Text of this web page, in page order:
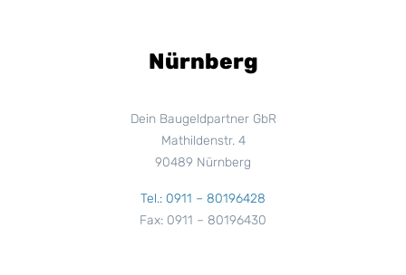
Nürnberg
Dein Baugeldpartner GbR
Mathildenstr. 4
90489 Nürnberg
Tel.: 0911 – 80196428
Fax: 0911 – 80196430